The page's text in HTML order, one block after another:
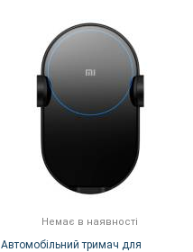
Немає в наявності
Автомобільний тримач для